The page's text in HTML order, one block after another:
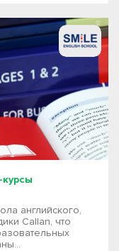
курсы
английского,
Callan, что